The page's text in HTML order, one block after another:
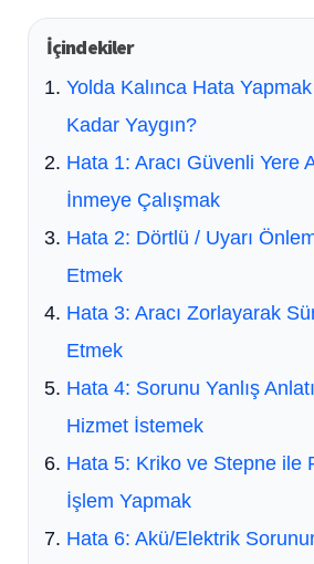
İçindekiler
Yolda Kalınca Hata
Kadar Yaygın?
Hata 1: Aracı Güvenli Yere
İnmeye Çalışmak
Hata 2: Dörtlü / Uyarı
Etmek
Hata 3: Aracı Zorlayarak
Etmek
Hata 4: Sorunu Yanlış
Hizmet İstemek
Hata 5: Kriko ve Stepne ile
İşlem Yapmak
Hata 6: Akü/Elektrik